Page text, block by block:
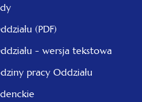
(PDF)
- wersja tekstowa
pracy Oddziału